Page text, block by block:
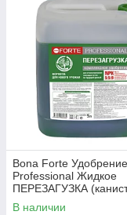
Bona Forte Удобрение
Professional Жидкое
ПЕРЕЗАГУЗКА
В наличии